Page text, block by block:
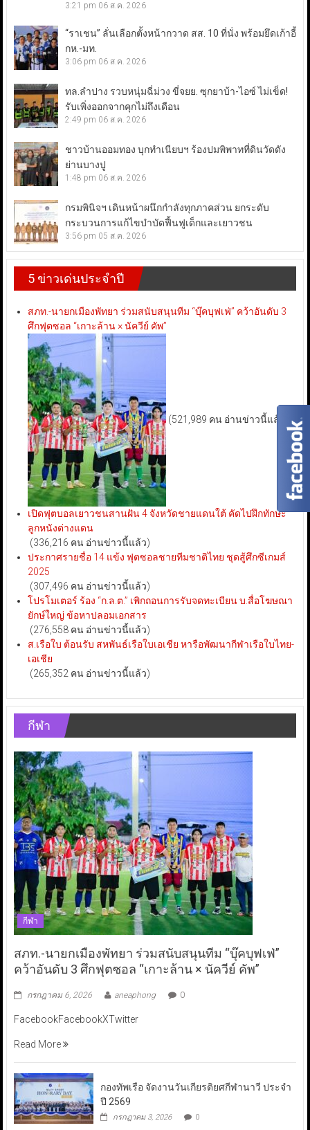
3:21 pm 06 ส.ค. 2026
“ราเชน” ลั่นเลือกตั้งหน้ากวาด สส. 10 ที่นั่ง พร้อมยึดเก้าอี้
กห.-มท.
3:06 pm 06 ส.ค. 2026
ทล.ลำปาง รวบหนุ่มฉี่ม่วง ขี่จยย. ซุกยาบ้า-ไอซ์ ไม่เข็ด!
รับเพิ่งออกจากคุกไม่ถึงเดือน
2:49 pm 06 ส.ค. 2026
ชาวบ้านออมทอง บุกทำเนียบฯ ร้องปมพิพาทที่ดินวัดดัง
ย่านบางปู
1:48 pm 06 ส.ค. 2026
กรมพินิจฯ เดินหน้าผนึกกำลังทุกภาคส่วน ยกระดับ
กระบวนการแก้ไขบำบัดฟื้นฟูเด็กและเยาวชน
3:56 pm 05 ส.ค. 2026
5 ข่าวเด่นประจำปี
สภท.-นายกเมืองพัทยา ร่วมสนับสนุนทีม “บุ๊คบุฟเฟ่” คว้าอันดับ 3
ศึกฟุตซอล “เกาะล้าน × นัควีย์ คัพ”
(521,989 คน อ่านข่าวนี้แล้ว)
เปิดฟุตบอลเยาวชนสานฝัน 4 จังหวัดชายแดนใต้ คัดไปฝึกทักษะ
ลูกหนังต่างแดน
(336,216 คน อ่านข่าวนี้แล้ว)
ประกาศรายชื่อ 14 แข้ง ฟุตซอลชายทีมชาติไทย ชุดสู้ศึกซีเกมส์
2025
(307,496 คน อ่านข่าวนี้แล้ว)
โปรโมเตอร์ ร้อง “ก.ล.ต.” เพิกถอนการรับจดทะเบียน บ.สื่อโฆษณา
ยักษ์ใหญ่ ข้อหาปลอมเอกสาร
(276,558 คน อ่านข่าวนี้แล้ว)
ส.เรือใบ ต้อนรับ สหพันธ์เรือใบเอเชีย หารือพัฒนากีฬาเรือใบไทย-
เอเชีย
(265,352 คน อ่านข่าวนี้แล้ว)
กีฬา
กีฬา
สภท.-นายกเมืองพัทยา ร่วมสนับสนุนทีม “บุ๊คบุฟเฟ่”
คว้าอันดับ 3 ศึกฟุตซอล “เกาะล้าน × นัควีย์ คัพ”
กรกฎาคม 6, 2026 aneaphong 0
FacebookFacebookXTwitter
Read More
กองทัพเรือ จัดงานวันเกียรติยศกีฬานาวี ประจำ
ปี 2569
กรกฎาคม 3, 2026 0